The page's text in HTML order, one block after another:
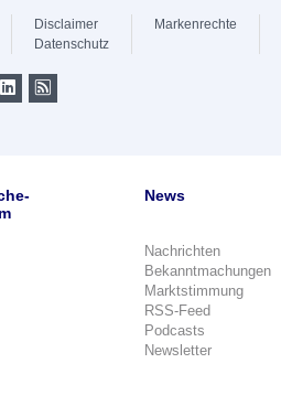
Disclaimer
Datenschutz
Markenrechte
News
Nachrichten
Bekanntmachungen
Marktstimmung
RSS-Feed
Podcasts
Newsletter